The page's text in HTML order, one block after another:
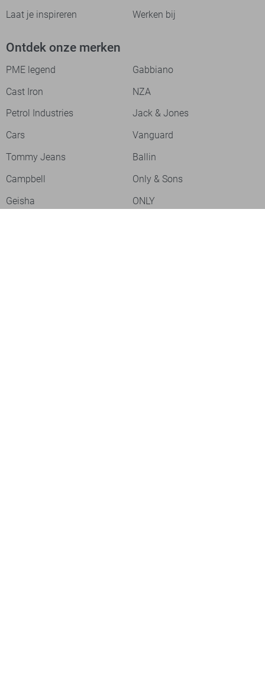
Laat je inspireren Werken bij
Ontdek onze merken
PME legend
Gabbiano
Cast Iron
NZA
Petrol Industries
Jack & Jones
Cars
Vanguard
Tommy Jeans
Ballin
Campbell
Only & Sons
Geisha
ONLY